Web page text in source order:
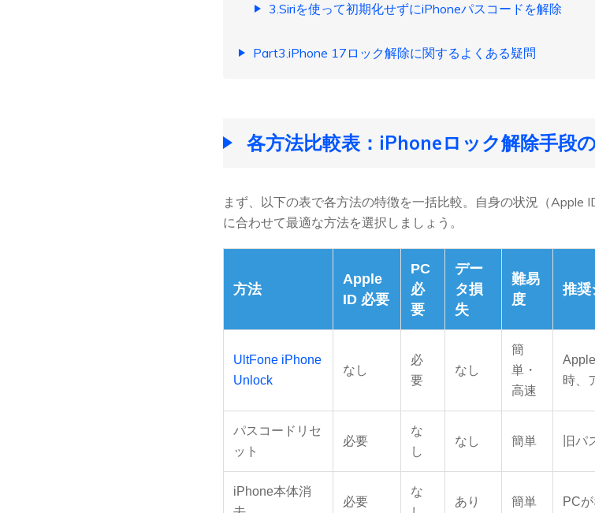
3.Siriを使って初期化せずにiPhoneパスコードを解除
Part3.iPhone 17ロック解除に関するよくある疑問
各方法比較表：iPhoneロック解除手段
まず、以下の表で各方法の特徴を一括比較。自身の状況（Apple
に合わせて最適な方法を選択しましょう。
方法
Apple
ID 必要
PC
必
要
デー
タ損
失
難易
度
推奨
UltFone iPhone
Unlock
なし
必
要
なし
簡
単・
高速
時、
パスコードリセ
ット
必要
な
し
なし 簡単 旧
iPhone本体消
必要
な
あり 簡単 PC